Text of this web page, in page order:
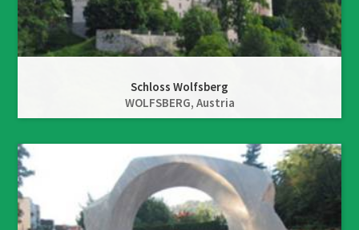
Schloss Wolfsberg
WOLFSBERG, Austria